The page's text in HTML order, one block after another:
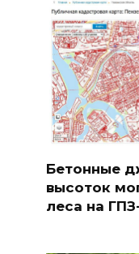
Бетонные
высоток
леса на